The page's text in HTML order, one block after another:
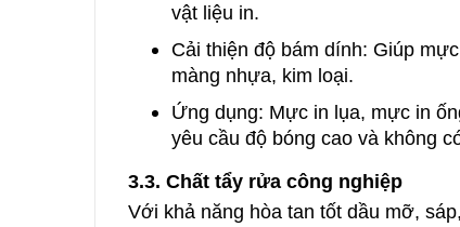
vật liệu in.
Cải thiện độ bám dính: Giúp
màng nhựa, kim loại.
Ứng dụng: Mực in lụa, mực in
yêu cầu độ bóng cao và không
3.3. Chất tẩy rửa công nghiệp
Với khả năng hòa tan tốt dầu mỡ,